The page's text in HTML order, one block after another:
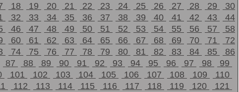
18 19 20 21 22 23 24 25 26 27 28 29
30
32 33 34 35 36 37 38 39 40 41 42 43
44
46 47 48 49 50 51 52 53 54 55 56 57
58
60 61 62 63 64 65 66 67 68 69 70 71
72
74 75 76 77 78 79 80 81 82 83 84 85
86
87
88 89 90 91 92 93 94 95 96 97 98
99
101 102 103 104 105 106 107 108 109
110
112 113 114 115 116 117 118 119 120
121